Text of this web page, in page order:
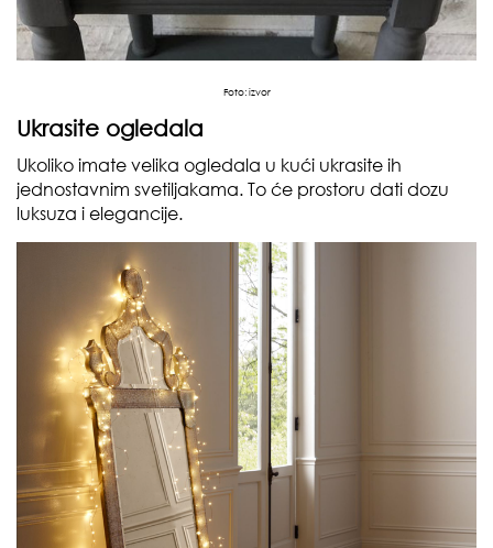
Foto:izvor
Ukrasite ogledala
Ukoliko imate velika ogledala u kući ukrasite ih
jednostavnim svetiljakama. To će prostoru dati dozu
luksuza i elegancije.